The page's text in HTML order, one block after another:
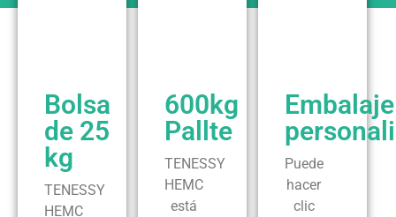
Bolsa
de 25
kg
TENESSY
HEMC
600kg
Pallte
TENESSY
HEMC
está
Embalaje
Puede
hacer
clic